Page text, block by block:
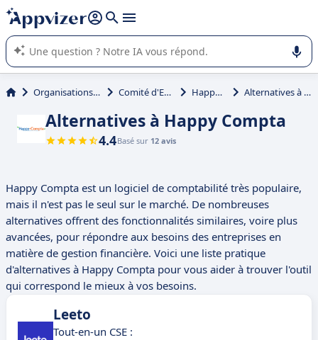
répondre (plusieurs lignes avec
L'IA de Appvizer vous guide dans l'utilisation ou la sélection de
logiciel SaaS en entreprise.
Organisations et associations Comité d'Entreprise (CE) Happy Compta Alternatives à Happy Compta
Alternatives à Happy Compta
4.4Basé sur 12 avis
Happy Compta est un logiciel de comptabilité très populaire,
mais il n'est pas le seul sur le marché. De nombreuses
alternatives offrent des fonctionnalités similaires, voire plus
avancées, pour répondre aux besoins des entreprises en
matière de gestion financière. Voici une liste pratique
d'alternatives à Happy Compta pour vous aider à trouver l'outil
qui correspond le mieux à vos besoins.
Leeto
Tout-en-un CSE :